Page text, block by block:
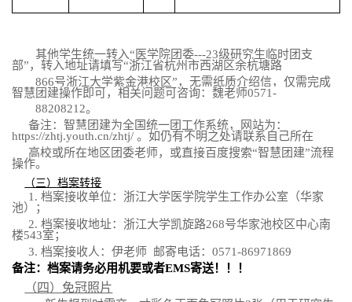
其他学生统一转入“医学院团委---23级研究生临时团支
部”，转入地址请填写“浙江省杭州市西湖区余杭塘路
866号浙江大学紫金港校区”，无需纸质介绍信，仅需完成
智慧团建操作即可，相关问题可咨询：魏老师0571-
88208212。
备注：智慧团建为全国统一团工作系统，网站为：
https://zhtj.youth.cn/zhtj/ 。如仍有不明之处请联系自己所在
高校或所在地区团委老师，或直接百度搜索“智慧团建”流程
操作。
（三）档案转接
1.档案接收单位：浙江大学医学院学生工作办公室（华家
池）；
2.档案接收地址：浙江大学凯旋路268号华家池校区中心南
楼543室；
3.档案接收人：伊老师 邮寄电话：0571-86971869
备注：档案请务必用机要或者EMS寄送！！！
（四）免冠照片